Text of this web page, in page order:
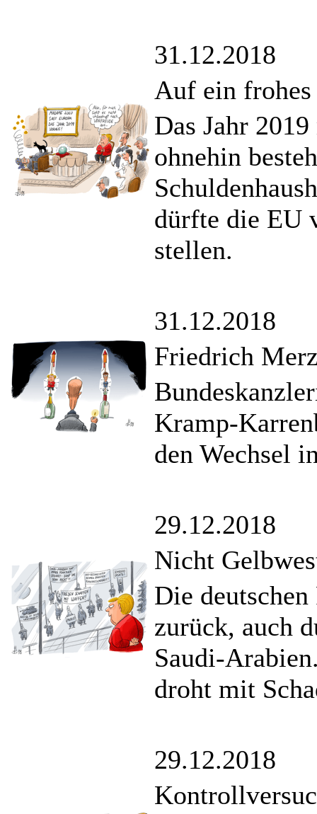
31.12.2018
Auf ein frohes
Das Jahr
ohnehin
dürfte die EU
stellen.
31.12.2018
Friedrich
Kramp-
den Wechsel
29.12.2018
Nicht
Die
zurück, auch
Saudi-
droht mit
29.12.2018